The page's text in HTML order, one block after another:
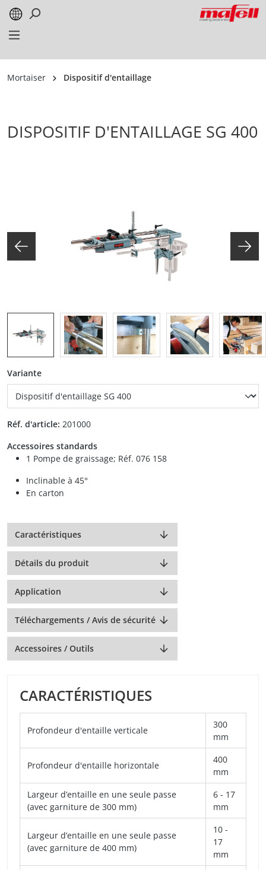
springen
Mortaiser Dispositif d'entaillage
DISPOSITIF D'ENTAILLAGE SG 400
Varianteauswählen
Réf. d'article: 201000
Accessoires standards
1 Pompe de graissage; Réf. 076 158
Inclinable à 45°
En carton
Caractéristiques
Détails du produit
Application
Téléchargements / Avis de sécurité
Accessoires / Outils
CARACTÉRISTIQUES
Profondeur d'entaille verticale
300
mm
Profondeur d'entaille horizontale
400
mm
Largeur d’entaille en une seule passe
(avec garniture de 300 mm)
6 - 17
mm
Largeur d’entaille en une seule passe
(avec garniture de 400 mm)
10 -
17
mm